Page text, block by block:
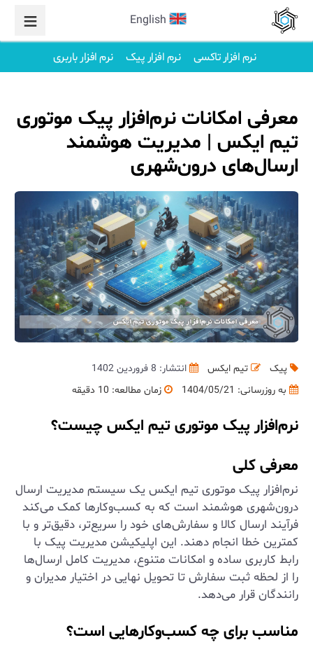
English
نرم افزار تاکسی نرم افزار پیک نرم افزار باربری
معرفی امکانات نرم‌افزار پیک موتوری
تیم ایکس | مدیریت هوشمند
ارسال‌های درون‌شهری
پیک تیم ایکس
انتشار: 8 فروردین 1402
به روزرسانی: 1404/05/21 زمان مطالعه: 10 دقیقه
نرم‌افزار پیک موتوری تیم ایکس چیست؟
معرفی کلی
نرم‌افزار پیک موتوری تیم ایکس یک سیستم مدیریت ارسال
درون‌شهری هوشمند است که به کسب‌وکارها کمک می‌کند
فرآیند ارسال کالا و سفارش‌های خود را سریع‌تر، دقیق‌تر و با
کمترین خطا انجام دهند. این اپلیکیشن مدیریت پیک با
رابط کاربری ساده و امکانات متنوع، مدیریت کامل ارسال‌ها
را از لحظه ثبت سفارش تا تحویل نهایی در اختیار مدیران و
رانندگان قرار می‌دهد.
مناسب برای چه کسب‌وکارهایی است؟